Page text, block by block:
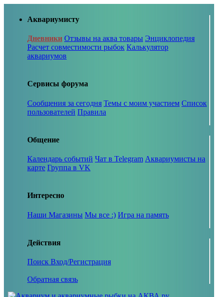
Аквариумисту
Дневники Отзывы на аква товары Энциклопедия
Расчет совместимости рыбок Калькулятор
аквариумов
Сервисы форума
Сообщения за сегодня Темы с моим участием Список
пользователей Правила
Общение
Календарь событий Чат в Telegram Аквариумисты на
карте Группа в VK
Интересно
Наши Магазины Мы все :) Игра на память
Действия
Поиск Вход/Регистрация
Обратная связь